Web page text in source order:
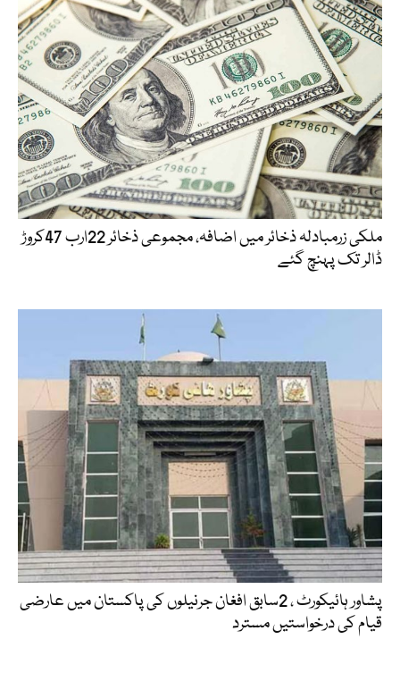
ملکی زرمبادلہ ذخائر میں اضافہ، مجموعی ذخائر 22ارب 47کروڑ
ڈالر تک پہنچ گئے
پشاور ہائیکورٹ ، 2سابق افغان جرنیلوں کی پاکستان میں عارضی
قیام کی درخواستیں مسترد